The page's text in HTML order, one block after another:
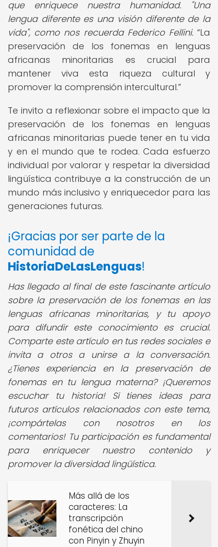
que enriquece nuestra humanidad. "Una
lengua diferente es una visión diferente de la
vida", como nos recuerda Federico Fellini.
La
preservación de los fonemas en lenguas
africanas minoritarias es crucial para
mantener viva esta riqueza cultural y
promover la comprensión intercultural.
Te invito a reflexionar sobre el impacto que la
preservación de los fonemas en lenguas
africanas minoritarias puede tener en tu vida
y en el mundo que te rodea. Cada esfuerzo
individual por valorar y respetar la diversidad
lingüística contribuye a la construcción de un
mundo más inclusivo y enriquecedor para las
generaciones futuras.
¡Gracias por ser parte de la
comunidad de
HistoriaDeLasLenguas!
Has llegado al final de este fascinante artículo
sobre la preservación de los fonemas en las
lenguas africanas minoritarias, y tu apoyo
para difundir este conocimiento es crucial.
Comparte este artículo en tus redes sociales e
invita a otros a unirse a la conversación.
¿Tienes experiencia en la preservación de
fonemas en tu lengua materna? ¡Queremos
escuchar tu historia! Si tienes ideas para
futuros artículos relacionados con este tema,
¡compártelas con nosotros en los
comentarios! Tu participación es fundamental
para enriquecer nuestro contenido y
promover la diversidad lingüística.
Más allá de los
caracteres: La
transcripción
fonética del chino
con Pinyin y Zhuyin